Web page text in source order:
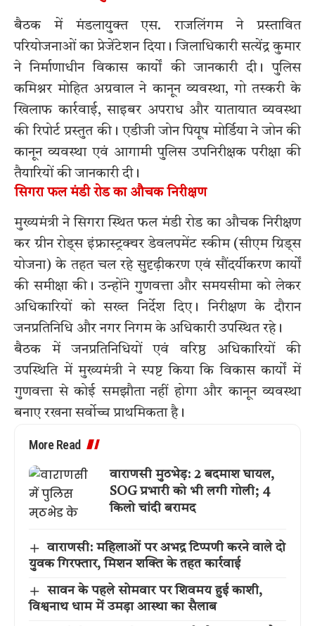
बैठक में मंडलायुक्त एस. राजलिंगम ने प्रस्तावित
परियोजनाओं का प्रेजेंटेशन दिया। जिलाधिकारी सत्येंद्र कुमार
ने निर्माणाधीन विकास कार्यों की जानकारी दी। पुलिस
कमिश्नर मोहित अग्रवाल ने कानून व्यवस्था, गो तस्करी के
खिलाफ कार्रवाई, साइबर अपराध और यातायात व्यवस्था
की रिपोर्ट प्रस्तुत की। एडीजी जोन पियूष मोर्डिया ने जोन की
कानून व्यवस्था एवं आगामी पुलिस उपनिरीक्षक परीक्षा की
तैयारियों की जानकारी दी।
सिगरा फल मंडी रोड का औचक निरीक्षण
मुख्यमंत्री ने सिगरा स्थित फल मंडी रोड का औचक निरीक्षण
कर ग्रीन रोड्स इंफ्रास्ट्रक्चर डेवलपमेंट स्कीम (सीएम ग्रिड्स
योजना) के तहत चल रहे सुदृढ़ीकरण एवं सौंदर्यीकरण कार्यों
की समीक्षा की। उन्होंने गुणवत्ता और समयसीमा को लेकर
अधिकारियों को सख्त निर्देश दिए। निरीक्षण के दौरान
जनप्रतिनिधि और नगर निगम के अधिकारी उपस्थित रहे।
बैठक में जनप्रतिनिधियों एवं वरिष्ठ अधिकारियों की
उपस्थिति में मुख्यमंत्री ने स्पष्ट किया कि विकास कार्यों में
गुणवत्ता से कोई समझौता नहीं होगा और कानून व्यवस्था
बनाए रखना सर्वोच्च प्राथमिकता है।
More Read
वाराणसी मुठभेड़: 2 बदमाश घायल,
SOG प्रभारी को भी लगी गोली; 4
किलो चांदी बरामद
वाराणसी: महिलाओं पर अभद्र टिप्पणी करने वाले दो
युवक गिरफ्तार, मिशन शक्ति के तहत कार्रवाई
सावन के पहले सोमवार पर शिवमय हुई काशी,
विश्वनाथ धाम में उमड़ा आस्था का सैलाब